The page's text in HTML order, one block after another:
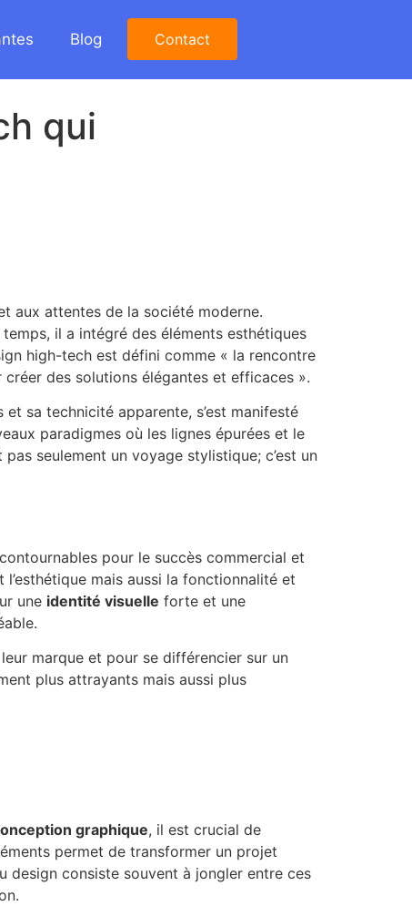
Blog Contact
qui
aux attentes de la société moderne.
il a intégré des éléments esthétiques
high-tech est défini comme « la rencontre
des solutions élégantes et efficaces ».
sa technicité apparente, s’est manifesté
paradigmes où les lignes épurées et le
seulement un voyage stylistique; c’est un
pour le succès commercial et
mais aussi la fonctionnalité et
une identité visuelle forte et une
marque et pour se différencier sur un
plus attrayants mais aussi plus
graphique, il est crucial de
permet de transformer un projet
design consiste souvent à jongler entre ces